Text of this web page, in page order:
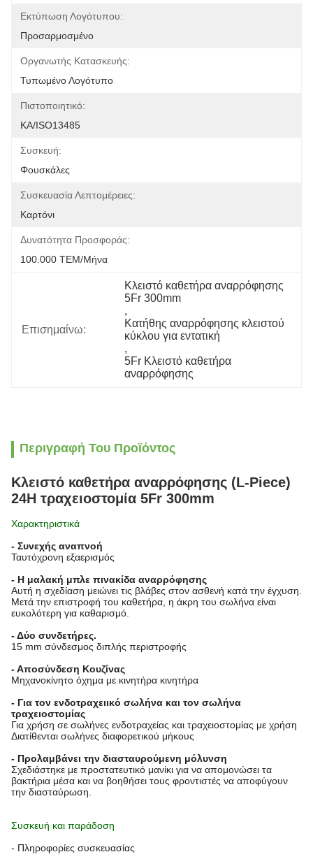
Εκτύπωση Λογότυπου:
Προσαρμοσμένο
Οργανωτής Κατασκευής:
Τυπωμένο Λογότυπο
Πιστοποιητικό:
ΚΑ/ISO13485
Συσκευή:
Φουσκάλες
Συσκευασία Λεπτομέρειες:
Καρτόνι
Δυνατότητα Προσφοράς:
100.000 ΤΕΜ/Μήνα
Επισημαίνω:
Κλειστό καθετήρα αναρρόφησης
5Fr 300mm
,
Κατήθης αναρρόφησης κλειστού
κύκλου για εντατική
,
5Fr Κλειστό καθετήρα
αναρρόφησης
Περιγραφή Του Προϊόντος
Κλειστό καθετήρα αναρρόφησης (L-Piece)
24H τραχειοστομία 5Fr 300mm
Χαρακτηριστικά
- Συνεχής αναπνοή
Ταυτόχρονη εξαερισμός
- Η μαλακή μπλε πινακίδα αναρρόφησης
Αυτή η σχεδίαση μειώνει τις βλάβες στον ασθενή κατά την έγχυση.
Μετά την επιστροφή του καθετήρα, η άκρη του σωλήνα είναι
ευκολότερη για καθαρισμό.
- Δύο συνδετήρες.
15 mm σύνδεσμος διπλής περιστροφής
- Αποσύνδεση Κουζίνας
Μηχανοκίνητο όχημα με κινητήρα κινητήρα
- Για τον ενδοτραχειικό σωλήνα και τον σωλήνα
τραχειοστομίας
Για χρήση σε σωλήνες ενδοτραχείας και τραχειοστομίας με χρήση
Διατίθενται σωλήνες διαφορετικού μήκους
- Προλαμβάνει την διασταυρούμενη μόλυνση
Σχεδιάστηκε με προστατευτικό μανίκι για να απομονώσει τα
βακτήρια μέσα και να βοηθήσει τους φροντιστές να αποφύγουν
την διασταύρωση.
Συσκευή και παράδοση
- Πληροφορίες συσκευασίας